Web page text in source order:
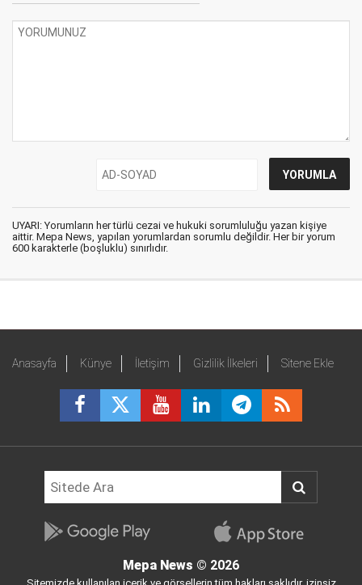
UYARI: Yorumların her türlü cezai ve hukuki sorumluluğu yazan kişiye
aittir. Mepa News, yapılan yorumlardan sorumlu değildir. Her bir yorum
600 karakterle (boşluklu) sınırlıdır.
Anasayfa Künye İletişim Gizlilik İlkeleri Sitene Ekle
Mepa News © 2026